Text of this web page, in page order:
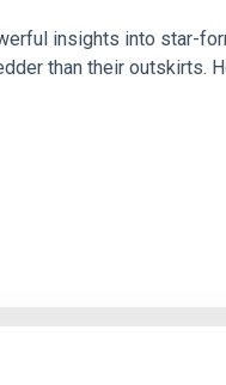
insights into star-
than their outskirts.